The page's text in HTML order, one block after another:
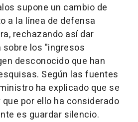
supone un cambio de
a la línea de defensa
rechazando así dar
los "ingresos
desconocido que han
Según las fuentes
ha explicado que se
por ello ha considerado
es guardar silencio.